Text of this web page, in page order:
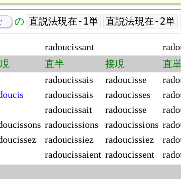
の 直説法現在-1単 直説法現在-2単
radoucissant
直半 接現 直
radoucissais radoucisse
radoucissais radoucisses
radoucissait radoucisse
radoucissions radoucissions
radoucissiez radoucissiez
radoucissaient radoucissent